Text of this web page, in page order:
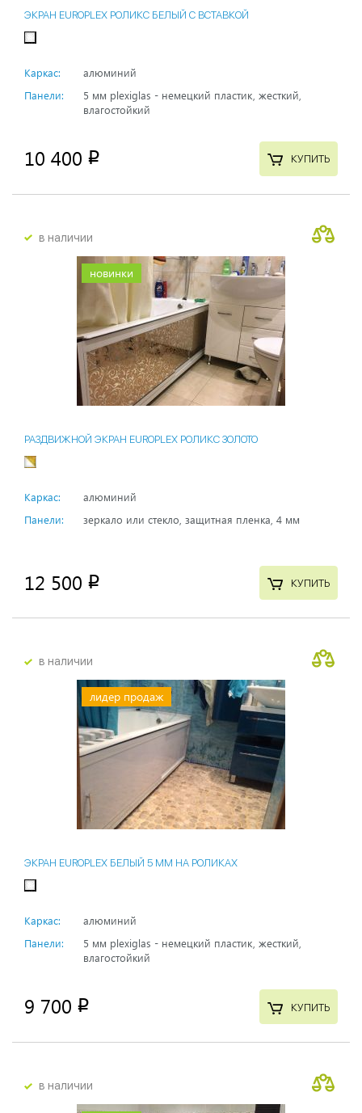
ЭКРАН EUROPLEX РОЛИКС БЕЛЫЙ С ВСТАВКОЙ
Каркас:
алюминий
Панели:
5 мм plexiglas - немецкий пластик, жесткий,
влагостойкий
10 400 p КУПИТЬ
в наличии
новинки
РАЗДВИЖНОЙ ЭКРАН EUROPLEX РОЛИКС ЗОЛОТО
Каркас:
алюминий
Панели:
зеркало или стекло, защитная пленка, 4 мм
12 500 p КУПИТЬ
в наличии
лидер продаж
ЭКРАН EUROPLEX БЕЛЫЙ 5 ММ НА РОЛИКАХ
Каркас:
алюминий
Панели:
5 мм plexiglas - немецкий пластик, жесткий,
влагостойкий
9 700 p КУПИТЬ
в наличии